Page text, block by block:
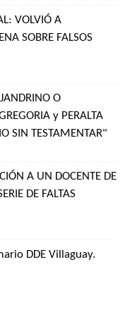
VOLVIÓ A
SOBRE FALSOS
O
y PERALTA
SIN TESTAMENTAR"
A UN DOCENTE DE
DE FALTAS
DDE Villaguay.